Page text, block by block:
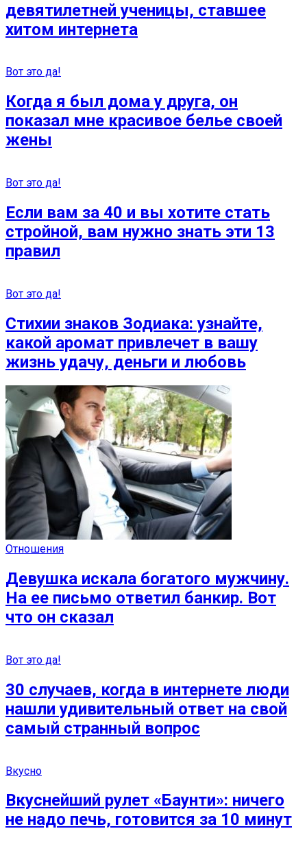
девятилетней ученицы, ставшее
хитом интернета
Вот это да!
Когда я был дома у друга, он
показал мне красивое белье своей
жены
Вот это да!
Если вам за 40 и вы хотите стать
стройной, вам нужно знать эти 13
правил
Вот это да!
Стихии знаков Зодиака: узнайте,
какой аромат привлечет в вашу
жизнь удачу, деньги и любовь
Отношения
Девушка искала богатого мужчину.
На ее письмо ответил банкир. Вот
что он сказал
Вот это да!
30 случаев, когда в интернете люди
нашли удивительный ответ на свой
самый странный вопрос
Вкусно
Вкуснейший рулет «Баунти»: ничего
не надо печь, готовится за 10 минут